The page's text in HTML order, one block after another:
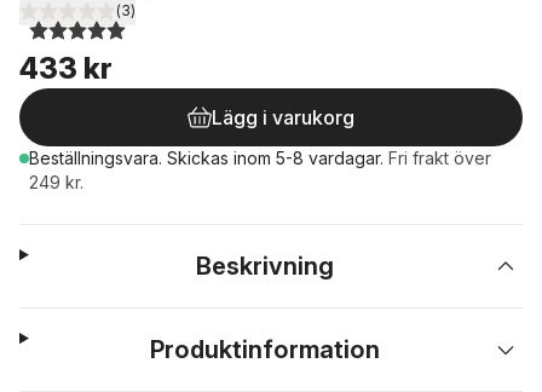
5,0utav 5 stjärnor. Totalt antal röster:
(3)
433 kr
Lägg i varukorg
Beställningsvara. Skickas inom 5-8 vardagar. Fri frakt över
249 kr.
Beskrivning
Produktinformation